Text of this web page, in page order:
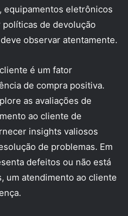
equipamentos eletrônicos
de devolução
observar atentamente.
é um fator
de compra positiva.
as avaliações de
ao cliente de
insights valiosos
de problemas. Em
defeitos ou não está
um atendimento ao cliente